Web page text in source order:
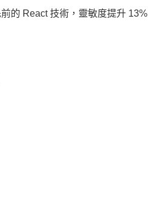
的 React 技術，靈敏度提升 13%